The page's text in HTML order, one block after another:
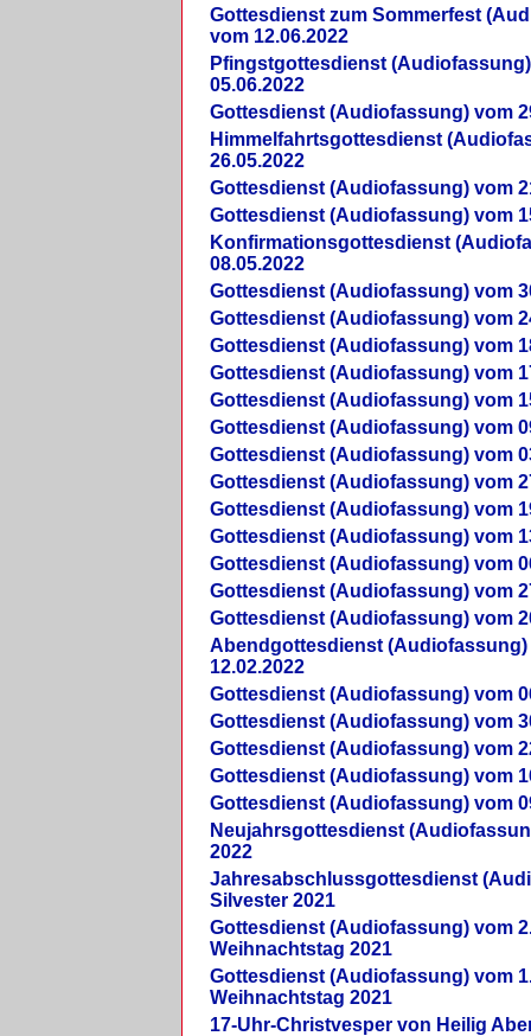
Gottesdienst zum Sommerfest
vom 12.06.2022
Pfingstgottesdienst
05.06.2022
Gottesdienst (Audiofassung) vom
Himmelfahrtsgottesdienst
26.05.2022
Gottesdienst (Audiofassung) vom
Gottesdienst (Audiofassung) vom
Konfirmationsgottesdienst
08.05.2022
Gottesdienst (Audiofassung) vom
Gottesdienst (Audiofassung) vom
Gottesdienst (Audiofassung) vom
Gottesdienst (Audiofassung) vom
Gottesdienst (Audiofassung) vom
Gottesdienst (Audiofassung) vom
Gottesdienst (Audiofassung) vom
Gottesdienst (Audiofassung) vom
Gottesdienst (Audiofassung) vom
Gottesdienst (Audiofassung) vom
Gottesdienst (Audiofassung) vom
Gottesdienst (Audiofassung) vom
Gottesdienst (Audiofassung) vom
Abendgottesdienst (Audiofassung)
12.02.2022
Gottesdienst (Audiofassung) vom
Gottesdienst (Audiofassung) vom
Gottesdienst (Audiofassung) vom
Gottesdienst (Audiofassung) vom
Gottesdienst (Audiofassung) vom
Neujahrsgottesdienst
2022
Jahresabschlussgottesdienst
Silvester 2021
Gottesdienst (Audiofassung) vom
Weihnachtstag 2021
Gottesdienst (Audiofassung) vom
Weihnachtstag 2021
17-Uhr-Christvesper von Heilig